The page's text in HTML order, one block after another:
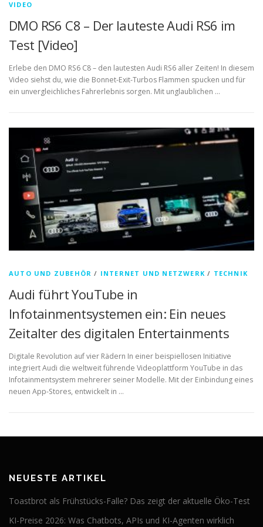
VIDEO
DMO RS6 C8 – Der lauteste Audi RS6 im
Test [Video]
Erlebe den DMO RS6 C8 – den lautesten Audi RS6 aller Zeiten! In diesem
Video siehst du, wie die Bonnet-Exit-Turbos Flammen spucken und für
ein unvergleichliches Fahrerlebnis sorgen. Mit unglaublichen …
AUTO UND ZUBEHÖR / INTERNET UND NETZWERK / TECHNIK
Audi führt YouTube in
Infotainmentsystemen ein: Ein neues
Zeitalter des digitalen Entertainments
Digitale Revolution auf vier Rädern In einer beispiellosen Initiative
integriert Audi die weltweit führende Videoplattform YouTube in das
Infotainmentsystem mehrerer seiner Modelle. Mit der Einbindung eines
neuen App-Stores, entwickelt in …
NEUESTE ARTIKEL
Toastbrot als Frühstücks-Falle? Das zeigt der aktuelle Öko-Test
KI-Preise 2026: Was Chatbots, APIs und KI-Agenten wirklich